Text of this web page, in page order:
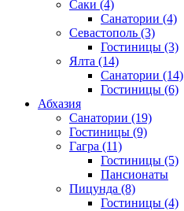
Саки (4)
Санатории (4)
Севастополь (3)
Гостиницы (3)
Ялта (14)
Санатории (14)
Гостиницы (6)
Абхазия
Санатории (19)
Гостиницы (9)
Гагра (11)
Гостиницы (5)
Пансионаты
Пицунда (8)
Гостиницы (4)